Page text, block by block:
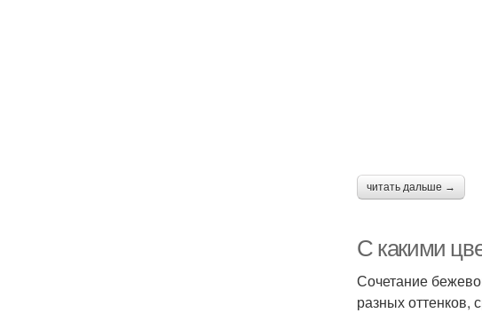
читать дальше →
С какими
Сочетание
разных оттенков,